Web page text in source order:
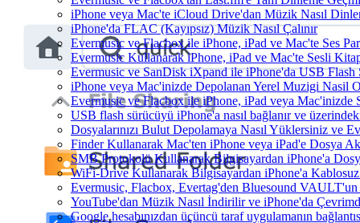
iPhone veya Mac'te iCloud Drive'dan Müzik Nasıl
iPhone'da FLAC (Kayıpsız) Müzik Nasıl Çalınır
Evermusic ve Flacbox ile iPhone, iPad ve Mac'te Ses
Evermusic Kullanarak iPhone, iPad ve Mac'te Sesli
Evermusic ve SanDisk iXpand ile iPhone'da USB Flash
iPhone veya Mac'inizde Depolanan Yerel Muzigi Nasil
Evermusic ve Flacbox ile iPhone, iPad veya Mac'inizde
USB flash sürücüyü iPhone'a nasıl bağlanır ve
Dosyalarınızı Bulut Depolamaya Nasıl Yüklersiniz ve
Finder Kullanarak Mac'ten iPhone veya iPad'e Dosya
SMB Protokolü Kullanarak Bilgisayardan iPhone'a
WiFi-Drive Kullanarak Bilgisayardan iPhone'a Kablosuz
Evermusic, Flacbox, Evertag'den Bluesound VAULT'un
YouTube'dan Müzik Nasıl İndirilir ve iPhone'da
Google hesabınızdan üçüncü taraf uygulamanın